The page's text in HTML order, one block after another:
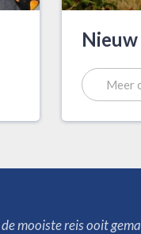
Meer
mooiste reis ooit